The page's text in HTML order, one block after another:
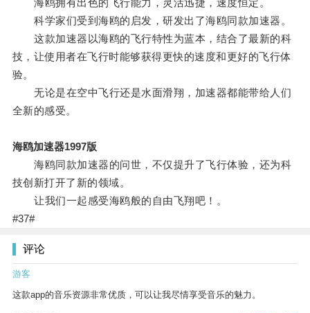
海鸥拥有出色的飞行能力，灵活迅捷，速度恒定。
科学家们受到海鸥的启发，研发出了海鸥同款加速器。
这款加速器以海鸥的飞行特性为蓝本，结合了最新的科
技，让使用者在飞行时能够获得更快的速度和更好的飞行体
验。
无论是在空中飞行还是水面滑翔，加速器都能带给人们
全新的感受。
海鸥加速器1997版
海鸥同款加速器的问世，不仅提升了飞行体验，还为科
技创新打开了新的领域。
让我们一起感受海鸥般的自由飞翔吧！。
#37#
评论
游客
这款app的音乐资源非常优质，可以让我尽情享受音乐的魅力。